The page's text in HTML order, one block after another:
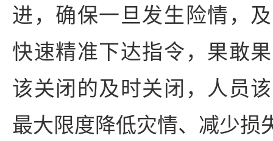
进，确保一旦发生险情，
快速精准下达指令，果敢
该关闭的及时关闭，人员
最大限度降低灾情、减少损